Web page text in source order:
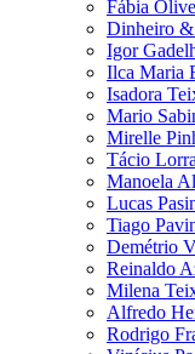
Fábia
Dinheiro
Igor
Ilca Maria
Isadora
Mario
Mirelle
Tácio
Manoela
Lucas
Tiago
Demétrio
Reinaldo
Milena
Alfredo
Rodrigo